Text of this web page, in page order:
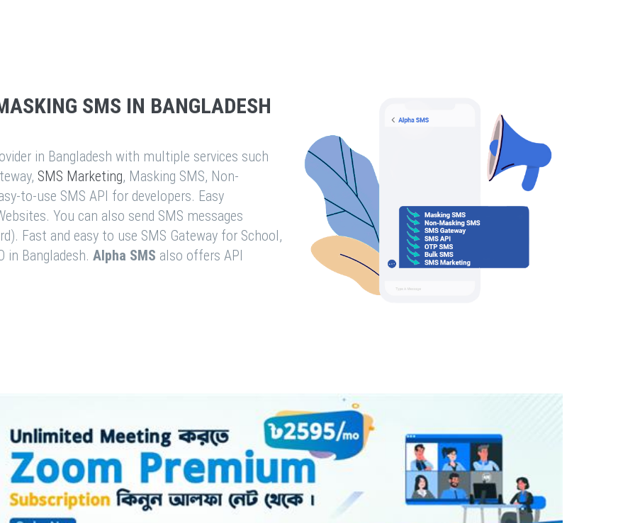
SMS IN BANGLADESH
in Bangladesh with multiple services such
SMS Marketing, Masking SMS, Non-
to-use SMS API for developers. Easy
You can also send SMS messages
Fast and easy to use SMS Gateway for School,
in Bangladesh. Alpha SMS also offers API